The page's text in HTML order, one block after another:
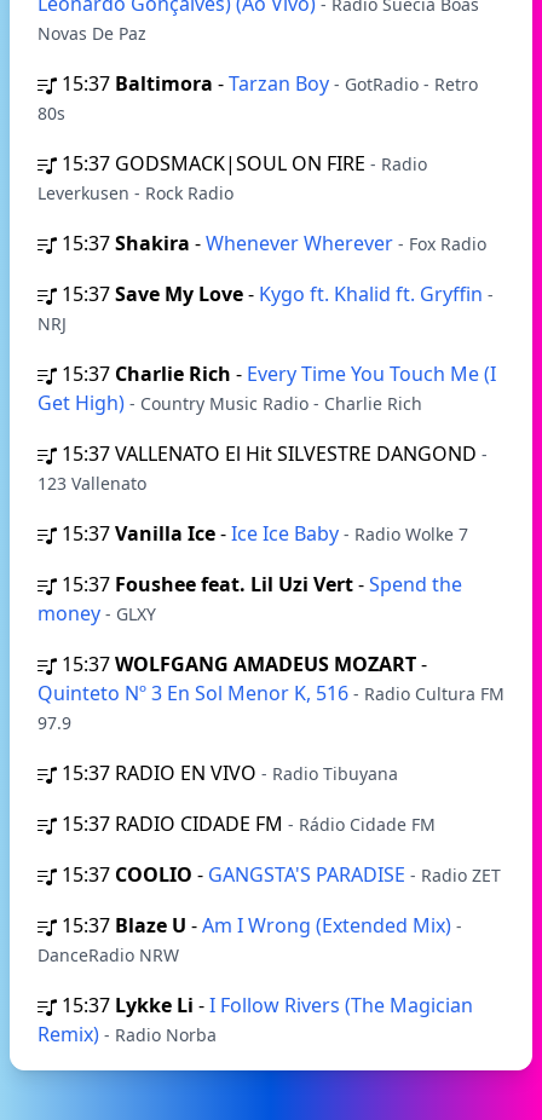
Novas De Paz
15:37 Baltimora -Tarzan Boy - GotRadio - Retro
80s
15:37 GODSMACK|SOUL ON FIRE - Radio
Leverkusen - Rock Radio
15:37Shakira -Whenever Wherever - Fox Radio
15:37Save My Love- Kygo ft. Khalid ft. Gryffin -
NRJ
15:37 Charlie Rich - Every Time You Touch Me (I
Get High) - Country Music Radio - Charlie Rich
15:37VALLENATO El Hit SILVESTRE DANGOND -
123 Vallenato
15:37Vanilla Ice-Ice Ice Baby - Radio Wolke 7
15:37 Foushee feat. Lil Uzi Vert-Spend the
money - GLXY
15:37WOLFGANG AMADEUS MOZART-
Quinteto Nº 3 En Sol Menor K, 516 - Radio Cultura FM
97.9
15:37 RADIO EN VIVO - Radio Tibuyana
15:37 RADIO CIDADE FM - Rádio Cidade FM
15:37 COOLIO - GANGSTA'S PARADISE - Radio ZET
15:37 Blaze U -Am I Wrong (Extended Mix) -
DanceRadio NRW
15:37 Lykke Li -I Follow Rivers (The Magician
Remix) - Radio Norba